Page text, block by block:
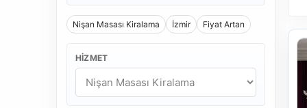
Nişan Masası Kiralama İzmir Fiyat Artan
HIZMET